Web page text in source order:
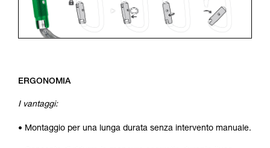
ERGONOMIA
I vantaggi:
• Montaggio per una lunga durata senza intervento manuale.